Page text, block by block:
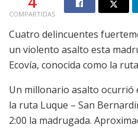
COMPARTIDAS
Cuatro delincuentes
un violento asalto esta
Ecovía, conocida como la
Un millonario asalto ocurrió
la ruta Luque – San
2:00 la madrugada.